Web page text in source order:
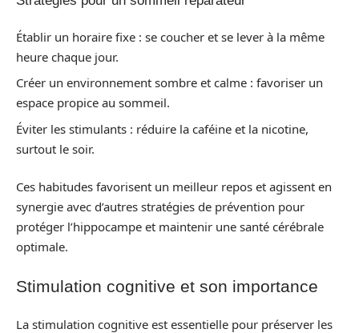
Établir un horaire fixe : se coucher et se lever à la même
heure chaque jour.
Créer un environnement sombre et calme : favoriser un
espace propice au sommeil.
Éviter les stimulants : réduire la caféine et la nicotine,
surtout le soir.
Ces habitudes favorisent un meilleur repos et agissent en
synergie avec d’autres stratégies de prévention pour
protéger l’hippocampe et maintenir une santé cérébrale
optimale.
Stimulation cognitive et son importance
La stimulation cognitive est essentielle pour préserver les